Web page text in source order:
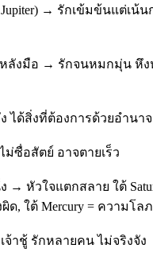
→ รักเข้มข้นแต่เน้
ลังมือ → รักจนหมกมุ่น หึง
ได้สิ่งที่ต้องการด้วยอำนา
ม่ซื่อสัตย์ อาจตายเร็ว
→ หัวใจแตกสลาย ใต้
ด, ใต้ Mercury = ความโลภ
เจ้าชู้ รักหลายคน ไม่จริงจัง